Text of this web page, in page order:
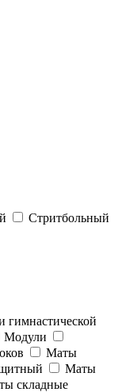
Стритбольный
гимнастической
Модули
Маты
Маты
складные